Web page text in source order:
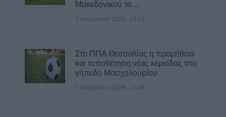
Μακεδονικού το…
7 Αυγούστου 2026, 18:41
Στο ΠΠΑ Θεσσαλίας η προμήθεια
και τοποθέτηση νέας κερκίδας στο
γήπεδο Μασχολουρίου
7 Αυγούστου 2026, 14:46